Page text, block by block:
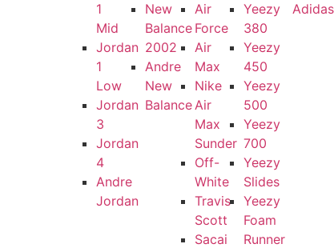
1
Mid
Jordan
1
Low
Jordan
3
Jordan
4
Andre
Jordan
New
Balance
2002
Andre
New
Balance
Air
Force
Air
Max
Nike
Air
Max
Sunder
Off-
White
Travis
Scott
Sacai
Yeezy
380
Yeezy
450
Yeezy
500
Yeezy
700
Yeezy
Slides
Yeezy
Foam
Runner
Adidas